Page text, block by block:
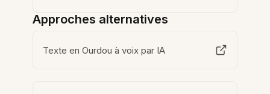
Approches alternatives
Texte en Ourdou à voix par IA